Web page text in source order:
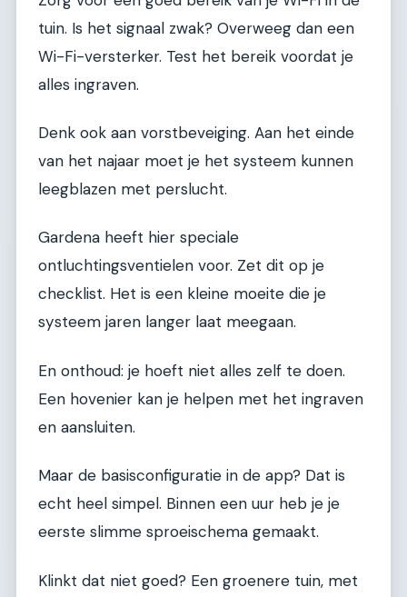
tuin. Is het signaal zwak? Overweeg dan een
Wi-Fi-versterker. Test het bereik voordat je
alles ingraven.
Denk ook aan vorstbeveiging. Aan het einde
van het najaar moet je het systeem kunnen
leegblazen met perslucht.
Gardena heeft hier speciale
ontluchtingsventielen voor. Zet dit op je
checklist. Het is een kleine moeite die je
systeem jaren langer laat meegaan.
En onthoud: je hoeft niet alles zelf te doen.
Een hovenier kan je helpen met het ingraven
en aansluiten.
Maar de basisconfiguratie in de app? Dat is
echt heel simpel. Binnen een uur heb je je
eerste slimme sproeischema gemaakt.
Klinkt dat niet goed? Een groenere tuin, met